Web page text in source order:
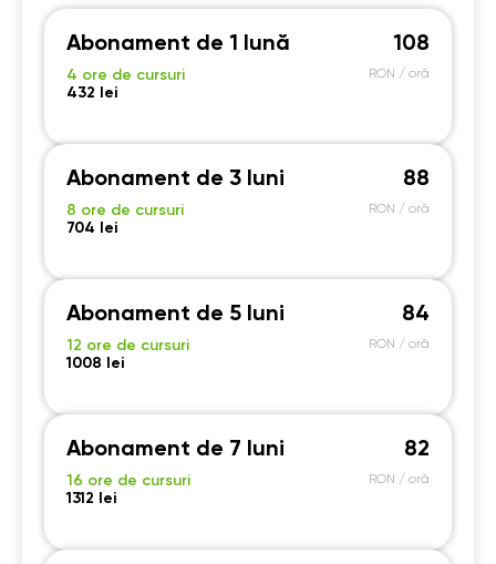
Abonament de 1 lună
4 ore de cursuri
432 lei
108
RON / oră
Abonament de 3 luni
8 ore de cursuri
704 lei
88
RON / oră
Abonament de 5 luni
12 ore de cursuri
1008 lei
84
RON / oră
Abonament de 7 luni
16 ore de cursuri
1312 lei
82
RON / oră